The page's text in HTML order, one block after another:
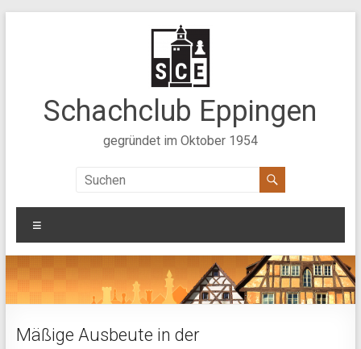
Schachclub Eppingen
gegründet im Oktober 1954
Mäßige Ausbeute in der